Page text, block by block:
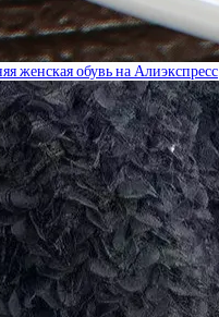
женская обувь на Алиэкспресс